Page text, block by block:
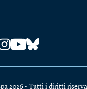
2026 • Tutti i diritti